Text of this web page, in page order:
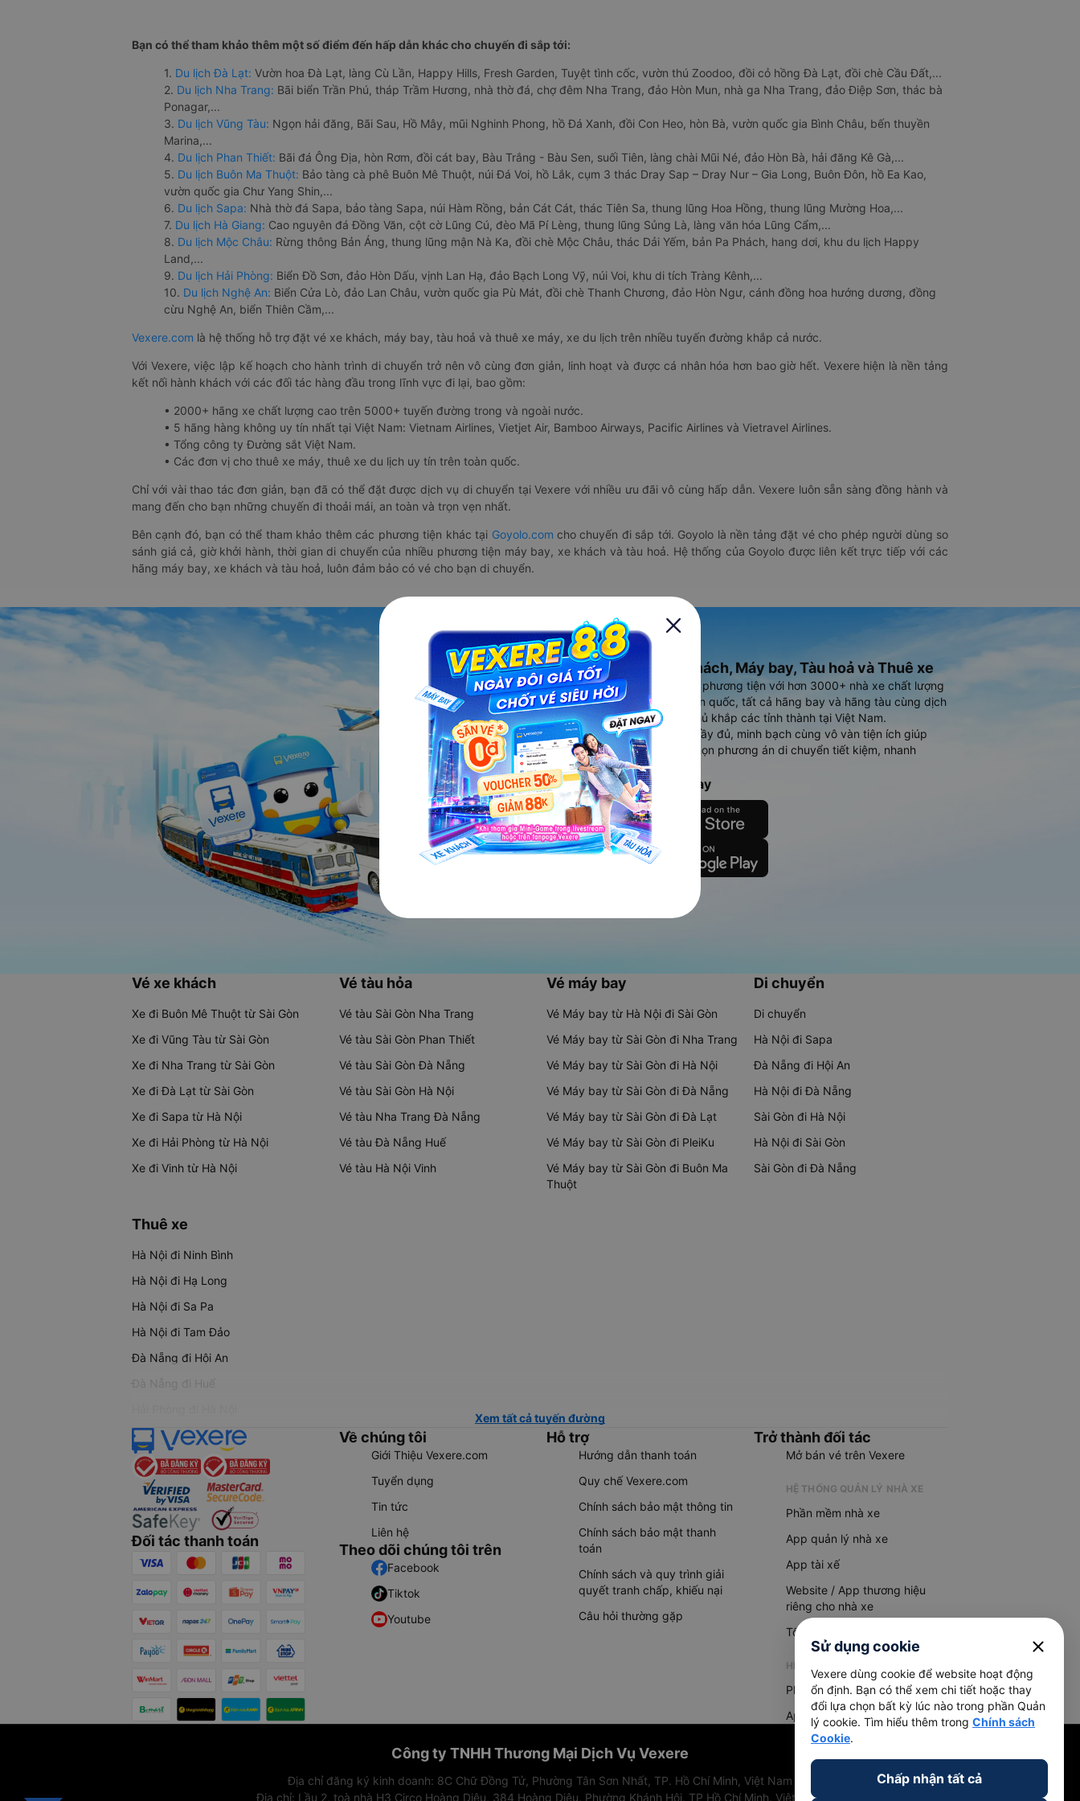
Bạn có thể tham khảo thêm một số điểm đến hấp dẫn khác cho chuyến đi sắp tới:
1. Du lịch Đà Lạt: Vườn hoa Đà Lạt, làng Cù Lần, Happy Hills, Fresh Garden, Tuyệt tình cốc, vườn thú Zoodoo, đồi cỏ hồng Đà Lạt, đồi chè Cầu Đất,...
2. Du lịch Nha Trang: Bãi biển Trần Phú, tháp Trầm Hương, nhà thờ đá, chợ đêm Nha Trang, đảo Hòn Mun, nhà ga Nha Trang, đảo Điệp Sơn, thác bà
Ponagar,...
3. Du lịch Vũng Tàu: Ngọn hải đăng, Bãi Sau, Hồ Mây, mũi Nghinh Phong, hồ Đá Xanh, đồi Con Heo, hòn Bà, vườn quốc gia Bình Châu, bến thuyền
Marina,...
4. Du lịch Phan Thiết: Bãi đá Ông Địa, hòn Rơm, đồi cát bay, Bàu Trắng - Bàu Sen, suối Tiên, làng chài Mũi Né, đảo Hòn Bà, hải đăng Kê Gà,...
5. Du lịch Buôn Ma Thuột: Bảo tàng cà phê Buôn Mê Thuột, núi Đá Voi, hồ Lắk, cụm 3 thác Dray Sap – Dray Nur – Gia Long, Buôn Đôn, hồ Ea Kao,
vườn quốc gia Chư Yang Shin,...
6. Du lịch Sapa: Nhà thờ đá Sapa, bảo tàng Sapa, núi Hàm Rồng, bản Cát Cát, thác Tiên Sa, thung lũng Hoa Hồng, thung lũng Mường Hoa,...
7. Du lịch Hà Giang: Cao nguyên đá Đồng Văn, cột cờ Lũng Cú, đèo Mã Pí Lèng, thung lũng Sủng Là, làng văn hóa Lũng Cẩm,...
8. Du lịch Mộc Châu: Rừng thông Bản Áng, thung lũng mận Nà Ka, đồi chè Mộc Châu, thác Dải Yếm, bản Pa Phách, hang dơi, khu du lịch Happy
Land,...
9. Du lịch Hải Phòng: Biển Đồ Sơn, đảo Hòn Dấu, vịnh Lan Hạ, đảo Bạch Long Vỹ, núi Voi, khu di tích Tràng Kênh,...
10. Du lịch Nghệ An: Biển Cửa Lò, đảo Lan Châu, vườn quốc gia Pù Mát, đồi chè Thanh Chương, đảo Hòn Ngư, cánh đồng hoa hướng dương, đồng
cừu Nghệ An, biển Thiên Cầm,...
Vexere.com là hệ thống hỗ trợ đặt vé xe khách, máy bay, tàu hoả và thuê xe máy, xe du lịch trên nhiều tuyến đường khắp cả nước.
Với Vexere, việc lập kế hoạch cho hành trình di chuyển trở nên vô cùng đơn giản, linh hoạt và được cá nhân hóa hơn bao giờ hết. Vexere hiện là nền tảng
kết nối hành khách với các đối tác hàng đầu trong lĩnh vực đi lại, bao gồm:
• 2000+ hãng xe chất lượng cao trên 5000+ tuyến đường trong và ngoài nước.
• 5 hãng hàng không uy tín nhất tại Việt Nam: Vietnam Airlines, Vietjet Air, Bamboo Airways, Pacific Airlines và Vietravel Airlines.
• Tổng công ty Đường sắt Việt Nam.
• Các đơn vị cho thuê xe máy, thuê xe du lịch uy tín trên toàn quốc.
Chỉ với vài thao tác đơn giản, bạn đã có thể đặt được dịch vụ di chuyển tại Vexere với nhiều ưu đãi vô cùng hấp dẫn. Vexere luôn sẵn sàng đồng hành và
mang đến cho bạn những chuyến đi thoải mái, an toàn và trọn vẹn nhất.
Bên cạnh đó, bạn có thể tham khảo thêm các phương tiện khác tại Goyolo.com cho chuyến đi sắp tới. Goyolo là nền tảng đặt vé cho phép người dùng so
sánh giá cả, giờ khởi hành, thời gian di chuyển của nhiều phương tiện máy bay, xe khách và tàu hoả. Hệ thống của Goyolo được liên kết trực tiếp với các
hãng máy bay, xe khách và tàu hoả, luôn đảm bảo có vé cho bạn di chuyển.
Ứng dụng đặt vé Xe khách, Máy bay, Tàu hoả và Thuê xe
Vexere - ứng dụng đặt vé đa phương tiện với hơn 3000+ nhà xe chất lượng
cao, 5000+ tuyến đường toàn quốc, tất cả hãng bay và hãng tàu cùng dịch
vụ thuê xe máy, xe du lịch phủ khắp các tỉnh thành tại Việt Nam.
Ứng dụng hiển thị thông tin đầy đủ, minh bạch cùng vô vàn tiện ích giúp
người dùng so sánh và lựa chọn phương án di chuyển tiết kiệm, nhanh
chóng và phù hợp nhất.
Tải ứng dụng Vexere ngay
Vé xe khách
Xe đi Buôn Mê Thuột từ Sài Gòn
Xe đi Vũng Tàu từ Sài Gòn
Xe đi Nha Trang từ Sài Gòn
Xe đi Đà Lạt từ Sài Gòn
Xe đi Sapa từ Hà Nội
Xe đi Hải Phòng từ Hà Nội
Xe đi Vinh từ Hà Nội
Vé tàu hỏa
Vé tàu Sài Gòn Nha Trang
Vé tàu Sài Gòn Phan Thiết
Vé tàu Sài Gòn Đà Nẵng
Vé tàu Sài Gòn Hà Nội
Vé tàu Nha Trang Đà Nẵng
Vé tàu Đà Nẵng Huế
Vé tàu Hà Nội Vinh
Vé máy bay
Vé Máy bay từ Hà Nội đi Sài Gòn
Vé Máy bay từ Sài Gòn đi Nha Trang
Vé Máy bay từ Sài Gòn đi Hà Nội
Vé Máy bay từ Sài Gòn đi Đà Nẵng
Vé Máy bay từ Sài Gòn đi Đà Lạt
Vé Máy bay từ Sài Gòn đi PleiKu
Vé Máy bay từ Sài Gòn đi Buôn Ma
Thuột
Di chuyển
Di chuyển
Hà Nội đi Sapa
Đà Nẵng đi Hội An
Hà Nội đi Đà Nẵng
Sài Gòn đi Hà Nội
Hà Nội đi Sài Gòn
Sài Gòn đi Đà Nẵng
Thuê xe
Hà Nội đi Ninh Bình
Hà Nội đi Hạ Long
Hà Nội đi Sa Pa
Hà Nội đi Tam Đảo
Đà Nẵng đi Hội An
Đà Nẵng đi Huế
Xem tất cả tuyến đường
Đối tác thanh toán
Về chúng tôi
Giới Thiệu Vexere.com
Tuyển dụng
Tin tức
Liên hệ
Theo dõi chúng tôi trên
Facebook
Tiktok
Youtube
Hỗ trợ
Hướng dẫn thanh toán
Quy chế Vexere.com
Chính sách bảo mật thông tin
Chính sách bảo mật thanh
toán
Chính sách và quy trình giải
quyết tranh chấp, khiếu nại
Câu hỏi thường gặp
Trở thành đối tác
Mở bán vé trên Vexere
HỆ THỐNG QUẢN LÝ NHÀ XE
Phần mềm nhà xe
App quản lý nhà xe
App tài xế
Website / App thương hiệu
riêng cho nhà xe
Tổng đài AI
HỆ THỐNG QUẢN LÝ HÀNG HOÁ
Phần mềm quản lý hàng hoá
App quản lý hàng hoá
Công ty TNHH Thương Mại Dịch Vụ Vexere
Địa chỉ đăng ký kinh doanh: 8C Chữ Đồng Tử, Phường Tân Sơn Nhất, TP. Hồ Chí Minh, Việt Nam
Địa chỉ: Lầu 2, toà nhà H3 Circo Hoàng Diệu, 384 Hoàng Diệu, Phường Khánh Hội, TP Hồ Chí Minh, Việt Nam
Sử dụng cookie close
Vexere dùng cookie để website hoạt động
ổn định. Bạn có thể xem chi tiết hoặc thay
đổi lựa chọn bất kỳ lúc nào trong phần Quản
lý cookie. Tìm hiểu thêm trong Chính sách
Cookie.
Chấp nhận tất cả